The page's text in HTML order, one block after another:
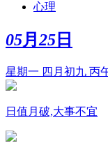
心理
05月 25 日
星期一 四月初九 丙
日值月破,大事不宜